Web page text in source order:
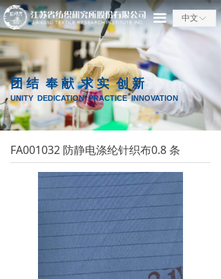
끀 ꀅ
中文
UNITY DEDICATION PRACTICE INNOVATION
团 结 奉 献 求 实 创 新
FA001032 防静电涤纶针织布0.8 条
@placeHolder$tem_40_23$productNextBind